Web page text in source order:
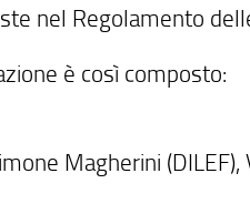
nel Regolamento
è così composto:
Magherini